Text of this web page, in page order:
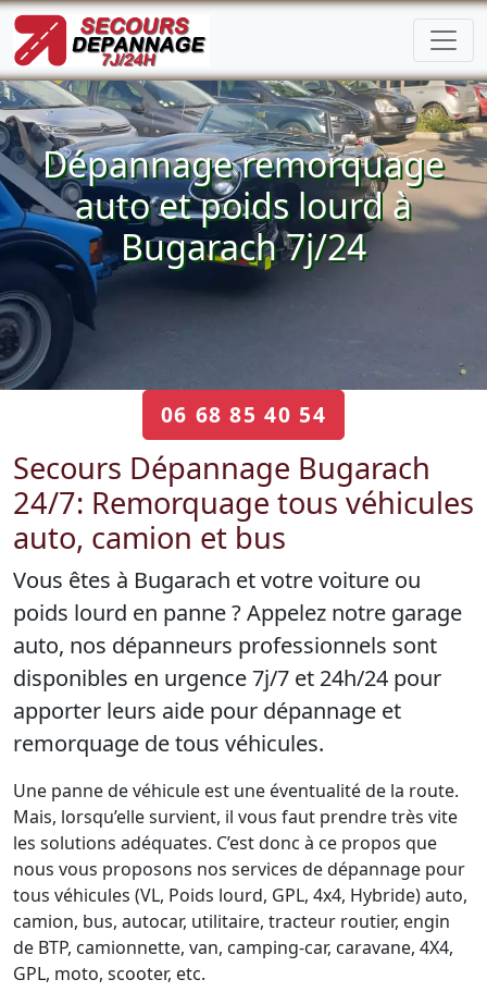
Dépannage remorquage
auto et poids lourd à
Bugarach 7j/24
06 68 85 40 54
Secours Dépannage Bugarach
24/7: Remorquage tous véhicules
auto, camion et bus
Vous êtes à Bugarach et votre voiture ou
poids lourd en panne ? Appelez notre garage
auto, nos dépanneurs professionnels sont
disponibles en urgence 7j/7 et 24h/24 pour
apporter leurs aide pour dépannage et
remorquage de tous véhicules.
Une panne de véhicule est une éventualité de la route.
Mais, lorsqu’elle survient, il vous faut prendre très vite
les solutions adéquates. C’est donc à ce propos que
nous vous proposons nos services de dépannage pour
tous véhicules (VL, Poids lourd, GPL, 4x4, Hybride) auto,
camion, bus, autocar, utilitaire, tracteur routier, engin
de BTP, camionnette, van, camping-car, caravane, 4X4,
GPL, moto, scooter, etc.